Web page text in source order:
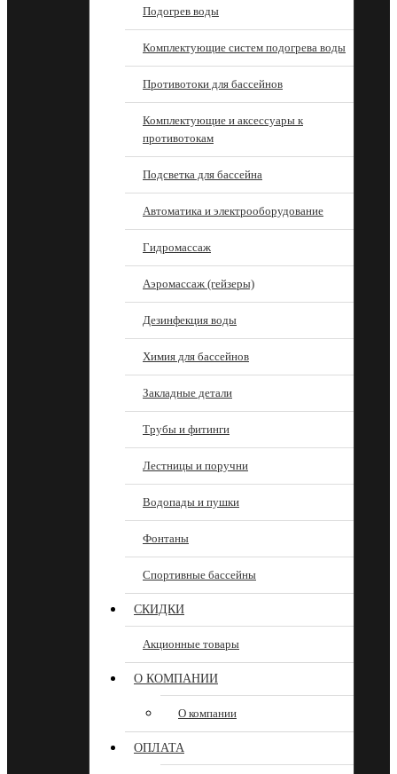
Подогрев воды
Комплектующие систем подогрева воды
Противотоки для бассейнов
Комплектующие и аксессуары к
противотокам
Подсветка для бассейна
Автоматика и электрооборудование
Гидромассаж
Аэромассаж (гейзеры)
Дезинфекция воды
Химия для бассейнов
Закладные детали
Трубы и фитинги
Лестницы и поручни
Водопады и пушки
Фонтаны
Спортивные бассейны
СКИДКИ
Акционные товары
О КОМПАНИИ
О компании
ОПЛАТА